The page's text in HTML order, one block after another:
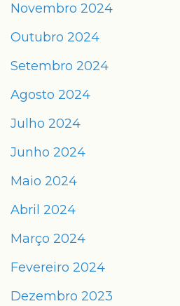
Novembro 2024
Outubro 2024
Setembro 2024
Agosto 2024
Julho 2024
Junho 2024
Maio 2024
Abril 2024
Março 2024
Fevereiro 2024
Dezembro 2023